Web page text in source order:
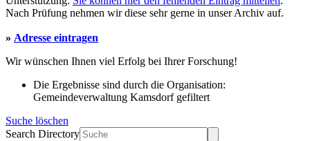
Nach Prüfung nehmen wir diese sehr gerne in unser Archiv auf.
» Adresse eintragen
Wir wünschen Ihnen viel Erfolg bei Ihrer Forschung!
Die Ergebnisse sind durch die Organisation:
Gemeindeverwaltung Kamsdorf gefiltert
Suche löschen
Search Directory